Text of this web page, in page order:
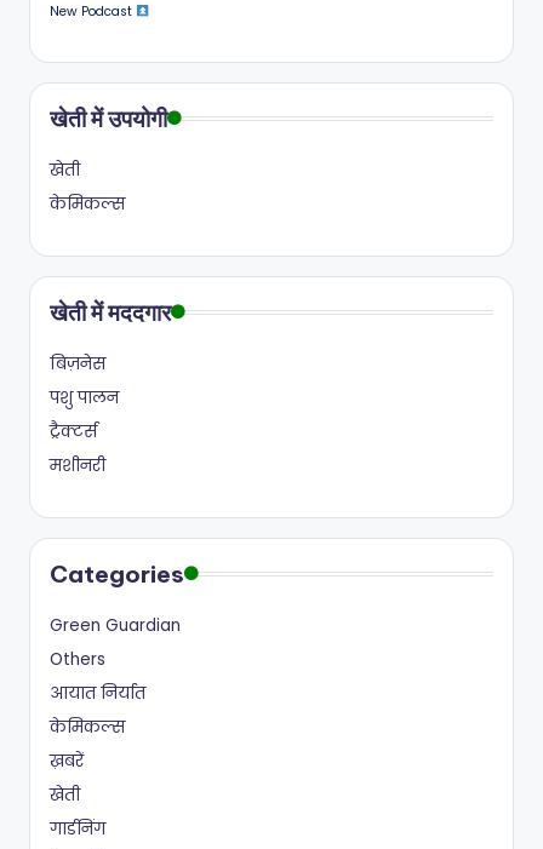
New Podcast
खेती में उपयोगी
खेती
केमिकल्स
खेती में मददगार
बिज़नेस
पशु पालन
ट्रैक्टर्स
मशीनरी
Categories
Green Guardian
Others
आयात निर्यात
केमिकल्स
ख़बरें
खेती
गार्डनिंग